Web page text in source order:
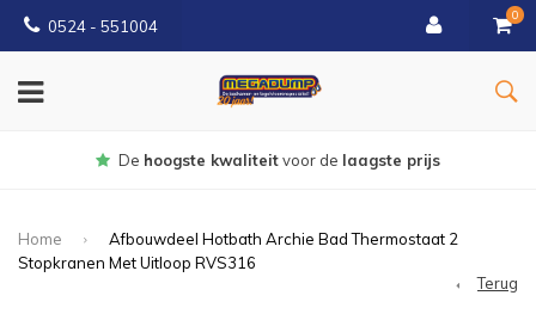
0524 - 551004
0
De hoogste kwaliteitvoor de laagste prijs
Home
Afbouwdeel Hotbath Archie Bad Thermostaat 2
Stopkranen Met Uitloop RVS316
Terug